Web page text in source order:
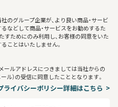
のグループ企業が、より良い商品・サービ
などして商品・サービスをお勧めするた
すためにのみ利用し、お客様の同意をいた
ことはいたしません。
ールアドレスにつきましては当社からの
ル）の受信に同意したこととなります。
ライバシーポリシー詳細はこちら